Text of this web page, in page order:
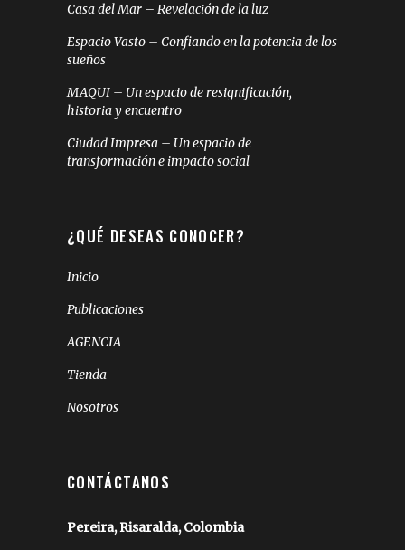
Casa del Mar – Revelación de la luz
Espacio Vasto – Confiando en la potencia de los
sueños
MAQUI – Un espacio de resignificación,
historia y encuentro
Ciudad Impresa – Un espacio de
transformación e impacto social
¿QUÉ DESEAS CONOCER?
Inicio
Publicaciones
AGENCIA
Tienda
Nosotros
CONTÁCTANOS
Pereira, Risaralda, Colombia